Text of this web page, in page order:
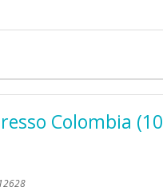
Colombia
12628